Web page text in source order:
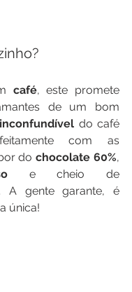
café, este promete
de um bom
do café
com as
do chocolate 60%,
. A gente garante, é
única!